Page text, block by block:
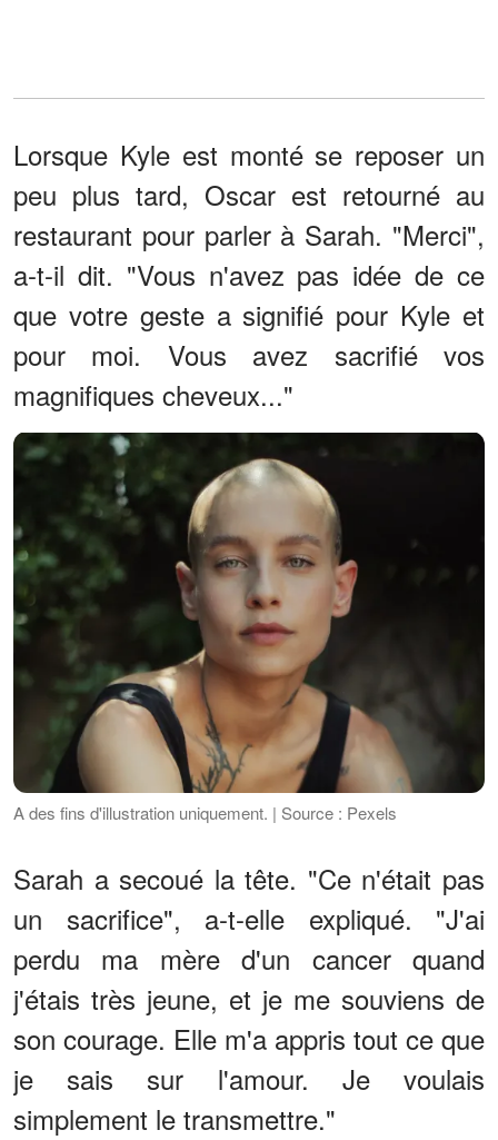
Lorsque Kyle est monté se reposer un
peu plus tard, Oscar est retourné au
restaurant pour parler à Sarah. "Merci",
a-t-il dit. "Vous n'avez pas idée de ce
que votre geste a signifié pour Kyle et
pour moi. Vous avez sacrifié vos
magnifiques cheveux..."
A des fins d'illustration uniquement. | Source : Pexels
Sarah a secoué la tête. "Ce n'était pas
un sacrifice", a-t-elle expliqué. "J'ai
perdu ma mère d'un cancer quand
j'étais très jeune, et je me souviens de
son courage. Elle m'a appris tout ce que
je sais sur l'amour. Je voulais
simplement le transmettre."